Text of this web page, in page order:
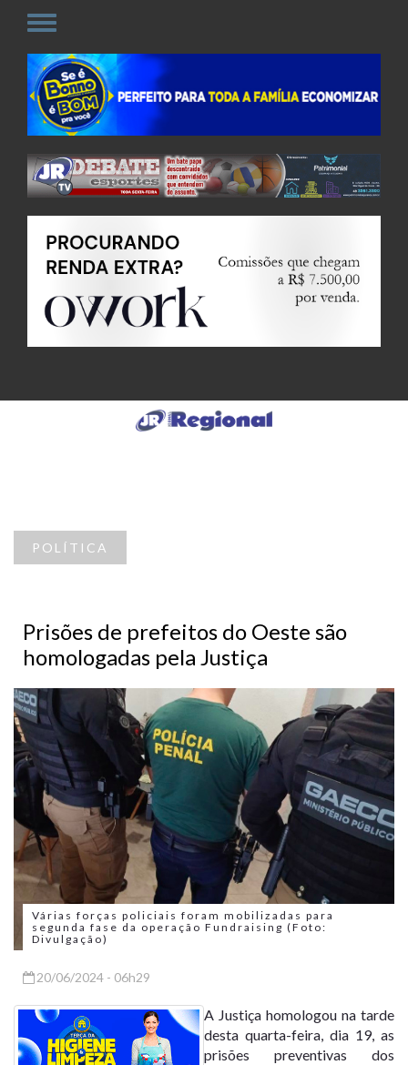
POLÍTICA
Prisões de prefeitos do Oeste são
homologadas pela Justiça
Várias forças policiais foram mobilizadas para
segunda fase da operação Fundraising (Foto:
Divulgação)
20/06/2024 - 06h29
A Justiça homologou na tarde
desta quarta-feira, dia 19, as
prisões preventivas dos